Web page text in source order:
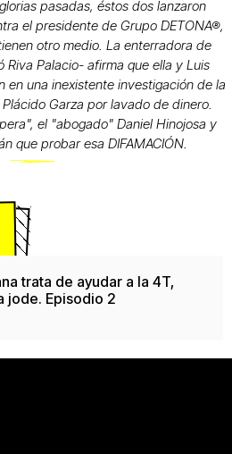
pasadas, éstos dos lanzaron
el presidente de Grupo DETONA®,
otro medio. La enterradora de
Palacio- afirma que ella y Luis
en una inexistente investigación de la
Garza por lavado de dinero.
el "abogado" Daniel Hinojosa y
que probar esa DIFAMACIÓN.
trata de ayudar a la 4T,
jode. Episodio 2